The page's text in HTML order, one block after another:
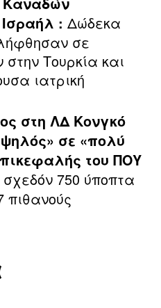
: Δώδεκα
σε
Τουρκία και
ιατρική
στη ΛΔ Κονγκό
σε «πολύ
του ΠΟΥ
750 ύποπτα
πιθανούς